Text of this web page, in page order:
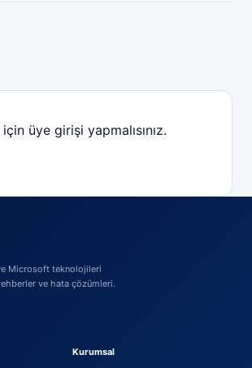
üye girişi yapmalısınız.
Microsoft teknolojileri
ve hata çözümleri.
Kurumsal